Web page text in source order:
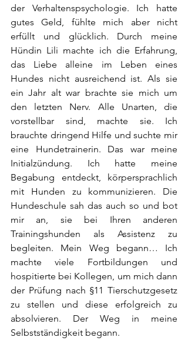
der Verhaltenspsychologie. Ich hatte
gutes Geld, fühlte mich aber nicht
erfüllt und glücklich. Durch meine
Hündin Lili machte ich die Erfahrung,
das Liebe alleine im Leben eines
Hundes nicht ausreichend ist. Als sie
ein Jahr alt war brachte sie mich um
den letzten Nerv. Alle Unarten, die
vorstellbar sind, machte sie. Ich
brauchte dringend Hilfe und suchte mir
eine Hundetrainerin. Das war meine
Initialzündung. Ich hatte meine
Begabung entdeckt, körpersprachlich
mit Hunden zu kommunizieren. Die
Hundeschule sah das auch so und bot
mir an, sie bei Ihren anderen
Trainingshunden als Assistenz zu
begleiten. Mein Weg begann… Ich
machte viele Fortbildungen und
hospitierte bei Kollegen, um mich dann
der Prüfung nach §11 Tierschutzgesetz
zu stellen und diese erfolgreich zu
absolvieren. Der Weg in meine
Selbstständigkeit begann.